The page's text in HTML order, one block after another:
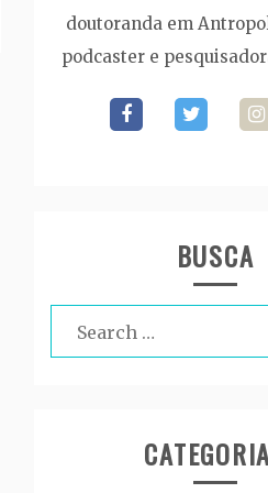
doutoranda em
podcaster e
BUSCA
for: